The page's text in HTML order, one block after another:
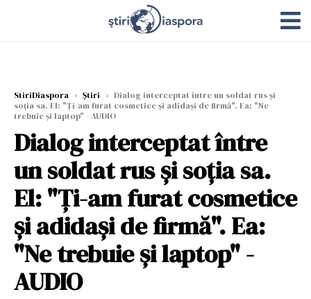
StiriDiaspora › Știri › Dialog interceptat între un soldat rus și
soția sa. El: "Ți-am furat cosmetice și adidași de firmă". Ea: "Ne
trebuie și laptop" - AUDIO
Dialog interceptat între
un soldat rus și soția sa.
El: "Ți-am furat cosmetice
și adidași de firmă". Ea:
"Ne trebuie și laptop" -
AUDIO